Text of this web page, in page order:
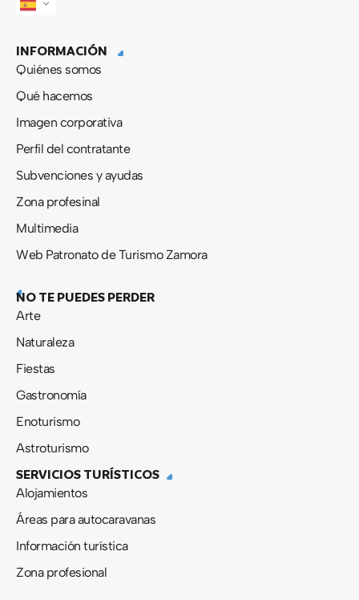
c
o
o
-
t
t
r
b
INFORMACIÓN
Quiénes somos
Qué hacemos
Imagen corporativa
Perfil del contratante
Subvenciones y ayudas
Zona profesinal
Multimedia
Web Patronato de Turismo Zamora
NO TE PUEDES PERDER
Arte
Naturaleza
Fiestas
Gastronomía
Enoturismo
Astroturismo
SERVICIOS TURÍSTICOS
Alojamientos
Áreas para autocaravanas
Información turística
Zona profesional